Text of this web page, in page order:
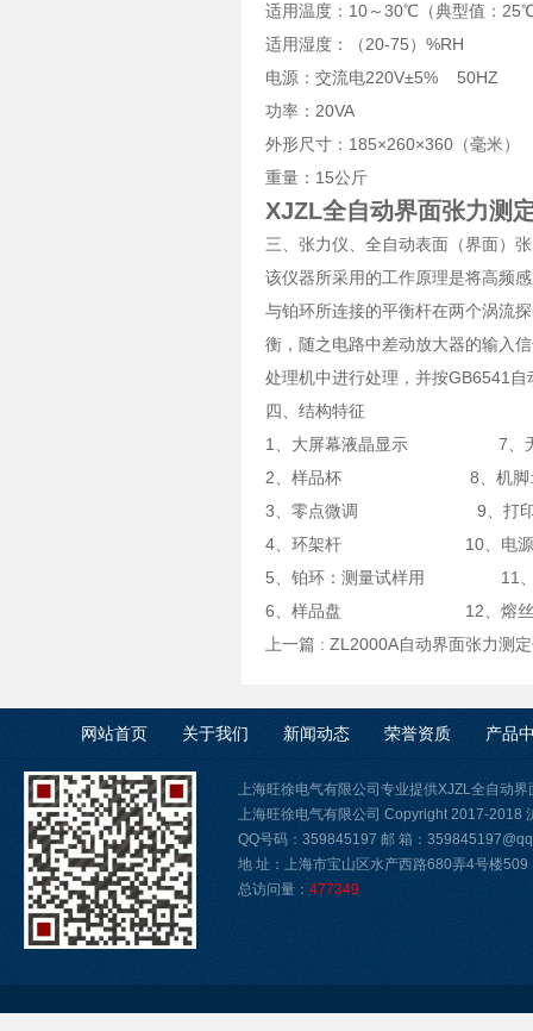
适用温度：10～30℃（典型值：
适用湿度：（20-75）%RH
电源：交流电220V±5%
功率：20VA
外形尺寸：185×260×360（毫米）
重量：15公斤
XJZL全自动界面张力测
三、张力仪、全自动表面（界面）
该仪器所采用的工作原理是将高频
与铂环所连接的平衡杆在两个涡流
衡，随之电路中差动放大器的输入
处理机中进行处理，并按GB6541
四、结构特征
1、大屏幕液晶显示 7、无
2、样品杯 8、机脚:调
3、零点微调 9、打印机
4、环架杆 10、电源
5、铂环：测量试样用 11、
6、样品盘 12、熔丝盒
上一篇 : ZL2000A自动界面张力测
网站首页 关于我们 新闻动态 荣誉资质 产品
上海旺徐电气有限公司专业提供XJZL全自动
上海旺徐电气有限公司 Copyright 2017-2018
QQ号码：359845197 邮 箱：
地 址：上海市宝山区水产西路680弄4号楼509
总访问量： 477349